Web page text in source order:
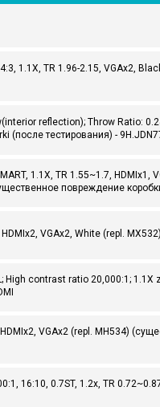
1.1X, TR 1.96-2.15, VGAx2,
reflection); Throw Ratio:
тестирования) -
1.1X, TR 1.55~1.7, HDMIx1,
повреждение
VGAx2, White (repl. MX532)
High contrast ratio 20,000:1; 1.1X
VGAx2 (repl. MH534)
16:10, 0.7ST, 1.2x, TR